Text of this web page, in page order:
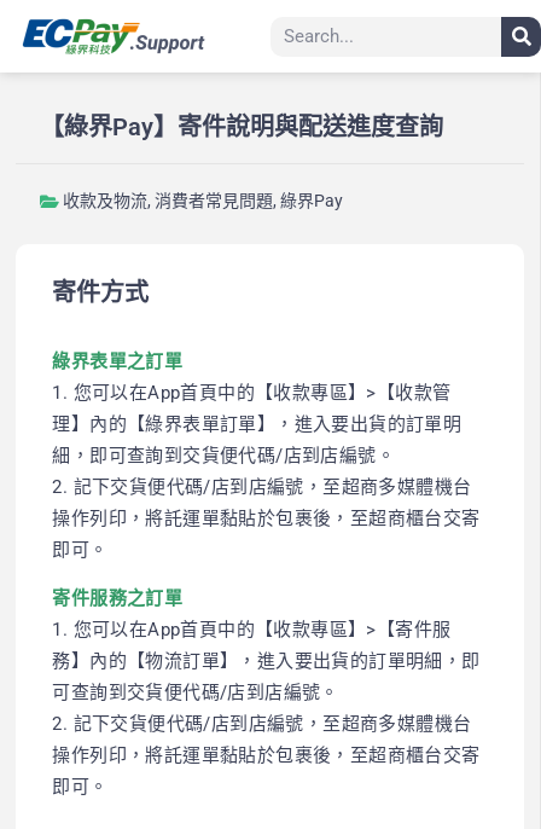
【綠界Pay】寄件說明與配送進度查詢
收款及物流,消費者常見問題,綠界Pay
寄件方式
綠界表單之訂單
1. 您可以在App首頁中的【收款專區】>【收款管
理】內的【綠界表單訂單】，進入要出貨的訂單明
細，即可查詢到交貨便代碼/店到店編號。
2. 記下交貨便代碼/店到店編號，至超商多媒體機台
操作列印，將託運單黏貼於包裹後，至超商櫃台交寄
即可。
寄件服務之訂單
1. 您可以在App首頁中的【收款專區】>【寄件服
務】內的【物流訂單】，進入要出貨的訂單明細，即
可查詢到交貨便代碼/店到店編號。
2. 記下交貨便代碼/店到店編號，至超商多媒體機台
操作列印，將託運單黏貼於包裹後，至超商櫃台交寄
即可。